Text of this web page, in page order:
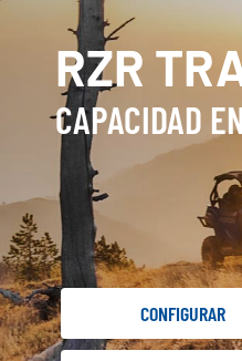
RZR
CAPACIDAD
CONFIGURAR